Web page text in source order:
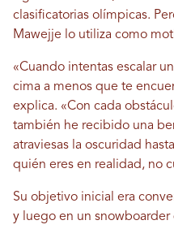
clasificatorias olímpicas.
Mawejje lo utiliza como
«Cuando intentas escalar
cima a menos que te
explica. «Con cada
también he recibido una
atraviesas la oscuridad
quién eres en realidad, no
Su objetivo inicial era
y luego en un